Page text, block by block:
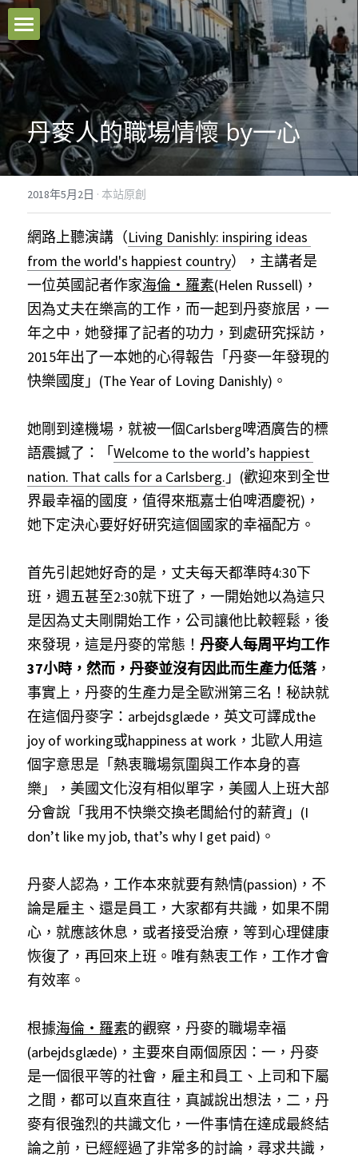
本站原創
好文推薦
影音分享
關於我們
臉書粉專
聯絡我們
Facebook
搜索
丹麥人的職場情懷 by一心
2018年5月2日 · 本站原創
網路上聽演講（Living Danishly: inspiring ideas
from the world's happiest country），主講者是
一位英國記者作家海倫‧羅素(Helen Russell)，
因為丈夫在樂高的工作，而一起到丹麥旅居，一
年之中，她發揮了記者的功力，到處研究採訪，
2015年出了一本她的心得報告「丹麥一年發現的
快樂國度」(The Year of Loving Danishly)。
她剛到達機場，就被一個Carlsberg啤酒廣告的標
語震撼了：「Welcome to the world’s happiest
nation. That calls for a Carlsberg. 」(歡迎來到全世
界最幸福的國度，值得來瓶嘉士伯啤酒慶祝)，
她下定決心要好好研究這個國家的幸福配方。
首先引起她好奇的是，丈夫每天都準時4:30下
班，週五甚至2:30就下班了，一開始她以為這只
是因為丈夫剛開始工作，公司讓他比較輕鬆，後
來發現，這是丹麥的常態！ 丹麥人每周平均工作
37小時，然而，丹麥並沒有因此而生產力低落，
事實上，丹麥的生產力是全歐洲第三名！秘訣就
在這個丹麥字：arbejdsglæde，英文可譯成the
joy of working或happiness at work，北歐人用這
個字意思是「熱衷職場氛圍與工作本身的喜
樂」，美國文化沒有相似單字，美國人上班大部
分會說「我用不快樂交換老闆給付的薪資」(I
don’t like my job, that’s why I get paid)。
丹麥人認為，工作本來就要有熱情(passion)，不
論是雇主、還是員工，大家都有共識，如果不開
心，就應該休息，或者接受治療，等到心理健康
恢復了，再回來上班。唯有熱衷工作，工作才會
有效率。
根據海倫‧羅素的觀察，丹麥的職場幸福
(arbejdsglæde)，主要來自兩個原因：一，丹麥
是一個很平等的社會，雇主和員工、上司和下屬
之間，都可以直來直往，真誠說出想法，二，丹
麥有很強烈的共識文化，一件事情在達成最終結
論之前，已經經過了非常多的討論，尋求共識，